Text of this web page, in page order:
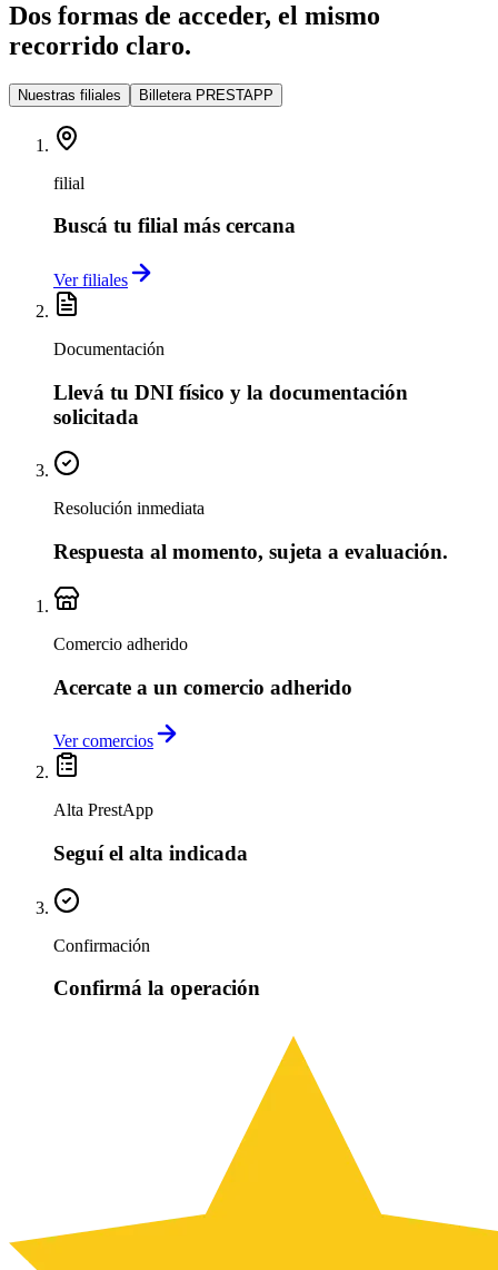
Dos formas de acceder, el mismo
recorrido claro.
Nuestras filiales Billetera PRESTAPP
filial
Buscá tu filial más cercana
Ver filiales
Documentación
Llevá tu DNI físico y la documentación
solicitada
Resolución inmediata
Respuesta al momento, sujeta a evaluación.
Comercio adherido
Acercate a un comercio adherido
Ver comercios
Alta PrestApp
Seguí el alta indicada
Confirmación
Confirmá la operación